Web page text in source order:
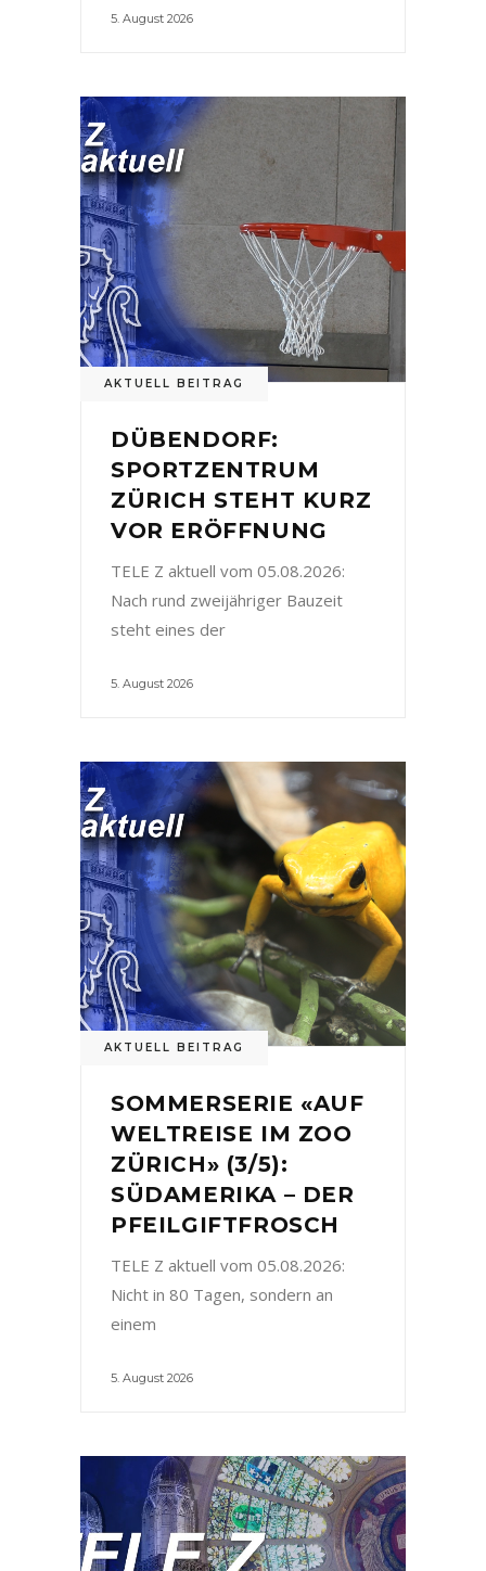
5. August 2026
AKTUELL BEITRAG
DÜBENDORF:
SPORTZENTRUM
ZÜRICH STEHT KURZ
VOR ERÖFFNUNG
TELE Z aktuell vom 05.08.2026:
Nach rund zweijähriger Bauzeit
steht eines der
5. August 2026
AKTUELL BEITRAG
SOMMERSERIE «AUF
WELTREISE IM ZOO
ZÜRICH» (3/5):
SÜDAMERIKA – DER
PFEILGIFTFROSCH
TELE Z aktuell vom 05.08.2026:
Nicht in 80 Tagen, sondern an
einem
5. August 2026